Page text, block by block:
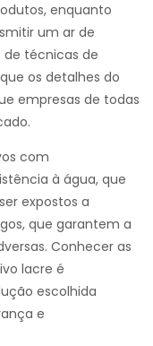
enquanto
um ar de
de técnicas de
os detalhes do
empresas de todas
com
à água, que
expostos a
que garantem a
Conhecer as
lacre é
escolhida
e